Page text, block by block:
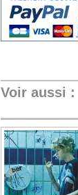
Voir aussi :